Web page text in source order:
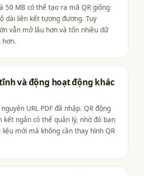
50 MB có thể tạo ra mã QR giống
dài liên kết tương đương. Tuy
vẫn mở lâu hơn và tốn nhiều dữ
hơn.
và động hoạt động khác
URL PDF đã nhập. QR động
kết ngắn có thể quản lý, nhờ đó bạn
liệu mới mà không cần thay hình QR